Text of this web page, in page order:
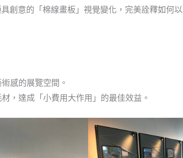
創意的「棉線畫板」視覺變化，完美詮釋如何
感的展覽空間。
，達成「小費用大作用」的最佳效益。